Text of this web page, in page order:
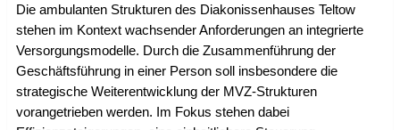
Die ambulanten Strukturen des Diakonissenhauses Teltow
stehen im Kontext wachsender Anforderungen an integrierte
Versorgungsmodelle. Durch die Zusammenführung der
Geschäftsführung in einer Person soll insbesondere die
strategische Weiterentwicklung der MVZ-Strukturen
vorangetrieben werden. Im Fokus stehen dabei